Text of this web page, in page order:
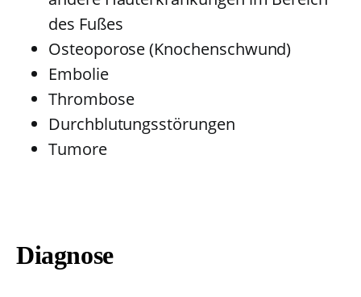
des Fußes
Osteoporose (Knochenschwund)
Embolie
Thrombose
Durchblutungsstörungen
Tumore
Diagnose